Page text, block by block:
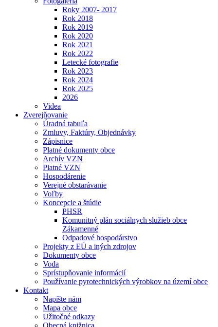
Roky 2007- 2017
Rok 2018
Rok 2019
Rok 2020
Rok 2021
Rok 2022
Letecké fotografie
Rok 2023
Rok 2024
Rok 2025
2026
Videa
Zverejňovanie
Úradná tabuľa
Zmluvy, Faktúry, Objednávky
Zápisnice
Platné dokumenty obce
Archív VZN
Platné VZN
Hospodárenie
Verejné obstarávanie
Voľby
Koncepcie a štúdie
PHSR
Komunitný plán sociálnych služieb obce
Zákamenné
Odpadové hospodárstvo
Projekty z EÚ a iných zdrojov
Dokumenty obce
Voda
Sprístupňovanie informácií
Používanie pyrotechnických výrobkov na území obce
Kontakt
Napíšte nám
Mapa obce
Užitočné odkazy
Obecná knižnica